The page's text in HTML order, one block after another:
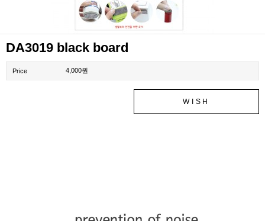
DA3019 black board
Price 4,000원
WISH